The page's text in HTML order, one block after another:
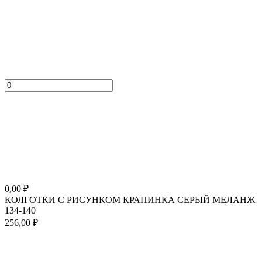
0,00 ₽
КОЛГОТКИ С РИСУНКОМ КРАПИНКА СЕРЫЙ МЕЛАНЖ
134-140
256,00 ₽